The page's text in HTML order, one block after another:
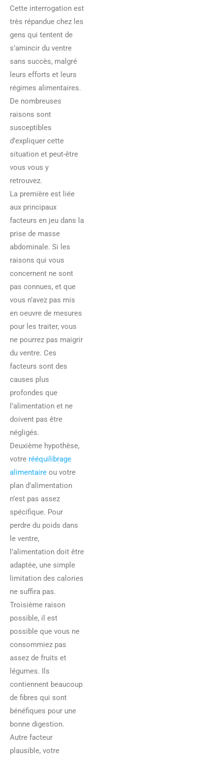
Cette interrogation est
très répandue chez les
gens qui tentent de
s’amincir du ventre
sans succès, malgré
leurs efforts et leurs
régimes alimentaires.
De nombreuses
raisons sont
susceptibles
d’expliquer cette
situation et peut-être
vous vous y
retrouvez.
La première est liée
aux principaux
facteurs en jeu dans la
prise de masse
abdominale. Si les
raisons qui vous
concernent ne sont
pas connues, et que
vous n’avez pas mis
en oeuvre de mesures
pour les traiter, vous
ne pourrez pas maigrir
du ventre. Ces
facteurs sont des
causes plus
profondes que
l’alimentation et ne
doivent pas être
négligés.
Deuxième hypothèse,
votre rééquilibrage
alimentaire ou votre
plan d’alimentation
n’est pas assez
spécifique. Pour
perdre du poids dans
le ventre,
l’alimentation doit être
adaptée, une simple
limitation des calories
ne suffira pas.
Troisième raison
possible, il est
possible que vous ne
consommiez pas
assez de fruits et
légumes. Ils
contiennent beaucoup
de fibres qui sont
bénéfiques pour une
bonne digestion.
Autre facteur
plausible, votre